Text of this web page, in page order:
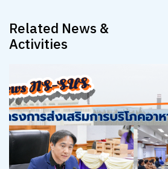
Related News &
Activities